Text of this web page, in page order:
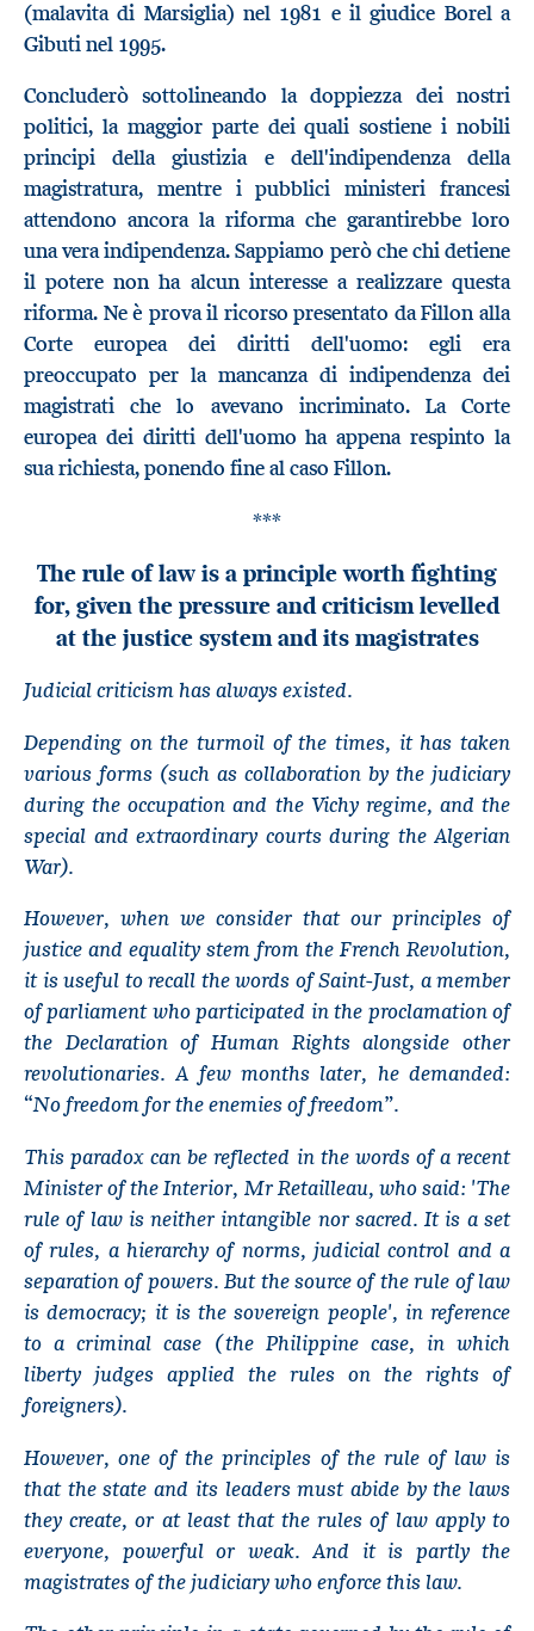
(malavita di Marsiglia) nel 1981 e il giudice Borel a
Gibuti nel 1995.
Concluderò sottolineando la doppiezza dei nostri
politici, la maggior parte dei quali sostiene i nobili
principi della giustizia e dell'indipendenza della
magistratura, mentre i pubblici ministeri francesi
attendono ancora la riforma che garantirebbe loro
una vera indipendenza. Sappiamo però che chi detiene
il potere non ha alcun interesse a realizzare questa
riforma. Ne è prova il ricorso presentato da Fillon alla
Corte europea dei diritti dell'uomo: egli era
preoccupato per la mancanza di indipendenza dei
magistrati che lo avevano incriminato. La Corte
europea dei diritti dell'uomo ha appena respinto la
sua richiesta, ponendo fine al caso Fillon.
***
The rule of law is a principle worth fighting
for, given the pressure and criticism levelled
at the justice system and its magistrates
Judicial criticism has always existed.
Depending on the turmoil of the times, it has taken
various forms (such as collaboration by the judiciary
during the occupation and the Vichy regime, and the
special and extraordinary courts during the Algerian
War).
However, when we consider that our principles of
justice and equality stem from the French Revolution,
it is useful to recall the words of Saint-Just, a member
of parliament who participated in the proclamation of
the Declaration of Human Rights alongside other
revolutionaries. A few months later, he demanded:
“No freedom for the enemies of freedom”.
This paradox can be reflected in the words of a recent
Minister of the Interior, Mr Retailleau, who said: 'The
rule of law is neither intangible nor sacred. It is a set
of rules, a hierarchy of norms, judicial control and a
separation of powers. But the source of the rule of law
is democracy; it is the sovereign people', in reference
to a criminal case (the Philippine case, in which
liberty judges applied the rules on the rights of
foreigners).
However, one of the principles of the rule of law is
that the state and its leaders must abide by the laws
they create, or at least that the rules of law apply to
everyone, powerful or weak. And it is partly the
magistrates of the judiciary who enforce this law.